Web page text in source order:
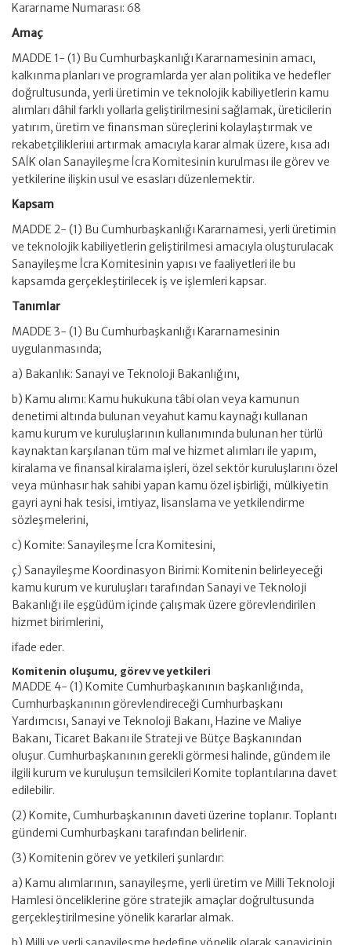
Kararname Numarası: 68
Amaç
MADDE 1- (1) Bu Cumhurbaşkanlığı Kararnamesinin amacı,
kalkınma planları ve programlarda yer alan politika ve hedefler
doğrultusunda, yerli üretimin ve teknolojik kabiliyetlerin kamu
alımları dâhil farklı yollarla geliştirilmesini sağlamak, üreticilerin
yatırım, üretim ve finansman süreçlerini kolaylaştırmak ve
rekabetçilikleriııi artırmak amacıyla karar almak üzere, kısa adı
SAİK olan Sanayileşme İcra Komitesinin kurulması ile görev ve
yetkilerine ilişkin usul ve esasları düzenlemektir.
Kapsam
MADDE 2- (1) Bu Cumhurbaşkanlığı Kararnamesi, yerli üretimin
ve teknolojik kabiliyetlerin geliştirilmesi amacıyla oluşturulacak
Sanayileşme İcra Komitesinin yapısı ve faaliyetleri ile bu
kapsamda gerçekleştirilecek iş ve işlemleri kapsar.
Tanımlar
MADDE 3- (1) Bu Cumhurbaşkanlığı Kararnamesinin
uygulanmasında;
a) Bakanlık: Sanayi ve Teknoloji Bakanlığını,
b) Kamu alımı: Kamu hukukuna tâbi olan veya kamunun
denetimi altında bulunan veyahut kamu kaynağı kullanan
kamu kurum ve kuruluşlarının kullanımında bulunan her türlü
kaynaktan karşılanan tüm mal ve hizmet alımları ile yapım,
kiralama ve finansal kiralama işleri, özel sektör kuruluşlarını özel
veya münhasır hak sahibi yapan kamu özel işbirliği, mülkiyetin
gayri ayni hak tesisi, imtiyaz, lisanslama ve yetkilendirme
sözleşmelerini,
c) Komite: Sanayileşme İcra Komitesini,
ç) Sanayileşme Koordinasyon Birimi: Komitenin belirleyeceği
kamu kurum ve kuruluşları tarafından Sanayi ve Teknoloji
Bakanlığı ile eşgüdüm içinde çalışmak üzere görevlendirilen
hizmet birimlerini,
ifade eder.
Komitenin oluşumu, görev ve yetkileri
MADDE 4- (1) Komite Cumhurbaşkanının başkanlığında,
Cumhurbaşkanının görevlendireceği Cumhurbaşkanı
Yardımcısı, Sanayi ve Teknoloji Bakanı, Hazine ve Maliye
Bakanı, Ticaret Bakanı ile Strateji ve Bütçe Başkanından
oluşur. Cumhurbaşkanının gerekli görmesi halinde, gündem ile
ilgili kurum ve kuruluşun temsilcileri Komite toplantılarına davet
edilebilir.
(2) Komite, Cumhurbaşkanının daveti üzerine toplanır. Toplantı
gündemi Cumhurbaşkanı tarafından belirlenir.
(3) Komitenin görev ve yetkileri şunlardır:
a) Kamu alımlarının, sanayileşme, yerli üretim ve Milli Teknoloji
Hamlesi önceliklerine göre stratejik amaçlar doğrultusunda
gerçekleştirilmesine yönelik kararlar almak.